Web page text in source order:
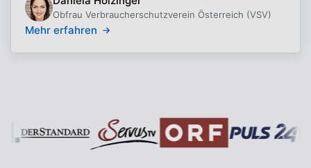
Obfrau Verbraucherschutzverein Österreich (VSV)
Mehr erfahren